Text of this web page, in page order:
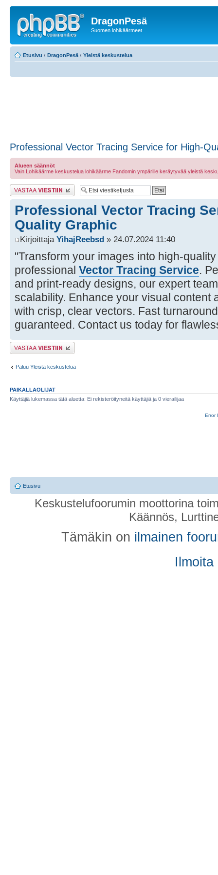
DragonPesä
Suomen lohikäärmeet
Etusivu ‹ DragonPesä ‹ Yleistä keskustelua
Professional Vector Tracing Service for High-
Alueen säännöt
Vain Lohikäärme keskustelua lohikäärme Fandomin ympärille keräytyvää yleistä
Lähetä vastaus
Professional Vector Tracing
Quality Graphic
Kirjoittaja YihajReebsd » 24.07.2024 11:40
"Transform your images into high-
professional Vector Tracing Service.
and print-ready designs, our expert
scalability. Enhance your visual content
with crisp, clear vectors. Fast
guaranteed. Contact us today for
Lähetä vastaus
Paluu Yleistä keskustelua
PAIKALLAOLIJAT
Käyttäjiä lukemassa tätä aluetta: Ei rekisteröityneitä käyttäjiä ja 0 vierailijaa
Error
Etusivu
Keskustelufoorumin moottorina
Käännös,
Tämäkin on ilmainen